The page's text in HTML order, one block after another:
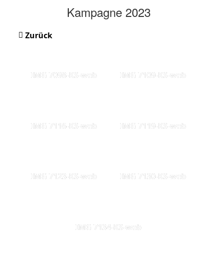
Kampagne 2023
Zurück
IMG 7098-KS-web IMG 7109-KS-web
IMG 7116-KS-web IMG 7119-KS-web
IMG 7123-KS-web IMG 7130-KS-web
IMG 7134-KS-web